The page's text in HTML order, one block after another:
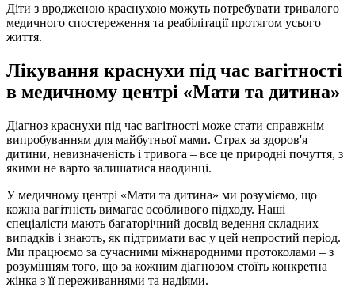
Діти з вродженою краснухою можуть потребувати тривалого
медичного спостереження та реабілітації протягом усього
життя.
Лікування краснухи під час вагітності
в медичному центрі «Мати та дитина»
Діагноз краснухи під час вагітності може стати справжнім
випробуванням для майбутньої мами. Страх за здоров'я
дитини, невизначеність і тривога – все це природні почуття, з
якими не варто залишатися наодинці.
У медичному центрі «Мати та дитина» ми розуміємо, що
кожна вагітність вимагає особливого підходу. Наші
спеціалісти мають багаторічний досвід ведення складних
випадків і знають, як підтримати вас у цей непростий період.
Ми працюємо за сучасними міжнародними протоколами – з
розумінням того, що за кожним діагнозом стоїть конкретна
жінка з її переживаннями та надіями.